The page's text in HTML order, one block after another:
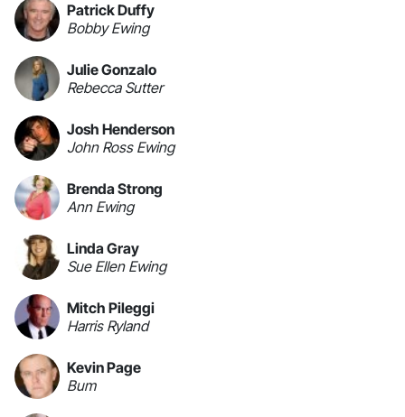
Patrick Duffy
Bobby Ewing
Julie Gonzalo
Rebecca Sutter
Josh Henderson
John Ross Ewing
Brenda Strong
Ann Ewing
Linda Gray
Sue Ellen Ewing
Mitch Pileggi
Harris Ryland
Kevin Page
Bum